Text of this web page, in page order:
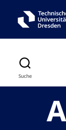
Suche